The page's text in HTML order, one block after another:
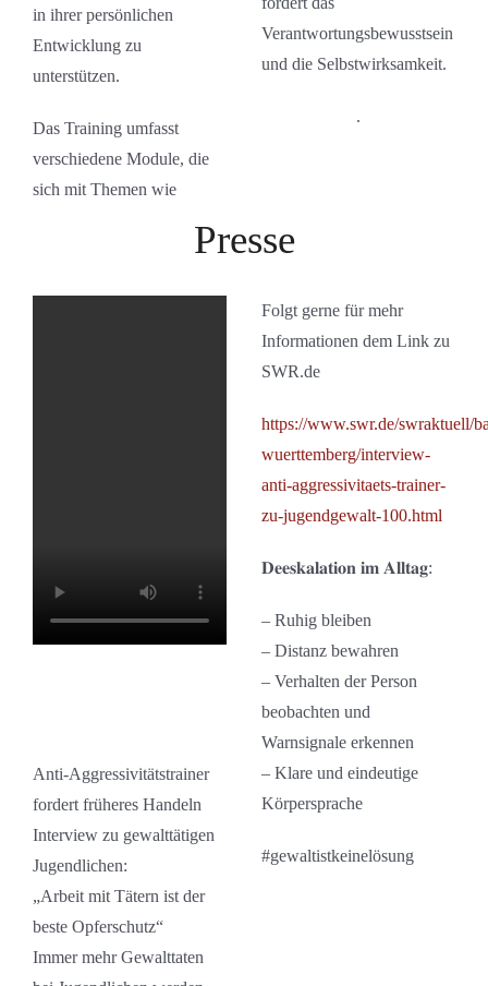
in ihrer persönlichen
Entwicklung zu
unterstützen.
Das Training umfasst
verschiedene Module, die
sich mit Themen wie
Verantwortungsbewusstsein
und die Selbstwirksamkeit.
.
Presse
Anti-Aggressivitätstrainer
fordert früheres Handeln
Interview zu gewalttätigen
Jugendlichen:
„Arbeit mit Tätern ist der
beste Opferschutz“
Immer mehr Gewalttaten
Folgt gerne für mehr
Informationen dem Link zu
SWR.de
https://www.swr.de/swraktuell/
wuerttemberg/interview-
anti-aggressivitaets-trainer-
zu-jugendgewalt-100.html
𝐃𝐞𝐞𝐬𝐤𝐚𝐥𝐚𝐭𝐢𝐨𝐧 𝐢𝐦 𝐀𝐥𝐥𝐭𝐚𝐠:
– Ruhig bleiben
– Distanz bewahren
– Verhalten der Person
beobachten und
Warnsignale erkennen
– Klare und eindeutige
Körpersprache
#gewaltistkeinelösung